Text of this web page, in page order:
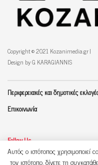
Copyright © 2021 Kozanimedia.gr |
Design by G KARAGIANNIS
Περιφερειακές και δημοτικές
Επικοινωνία
Follow Us
Αυτός ο ιστότοπος χρησιμοποιεί
τον ιστότοπο, δίνετε τη